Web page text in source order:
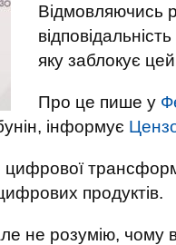
Відмовляючись
яку заблокує
Про це пише у
інформує
цифрової
продуктів.
не розумію, чому